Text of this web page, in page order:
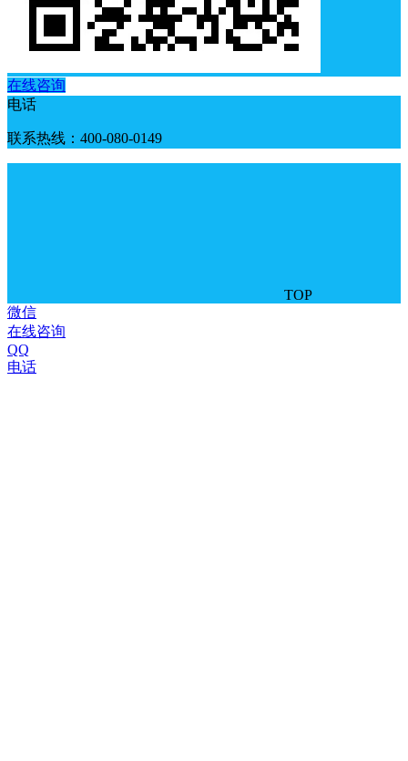
在线咨询
电话
联系热线：400-080-0149
TOP
微信
在线咨询
QQ
电话